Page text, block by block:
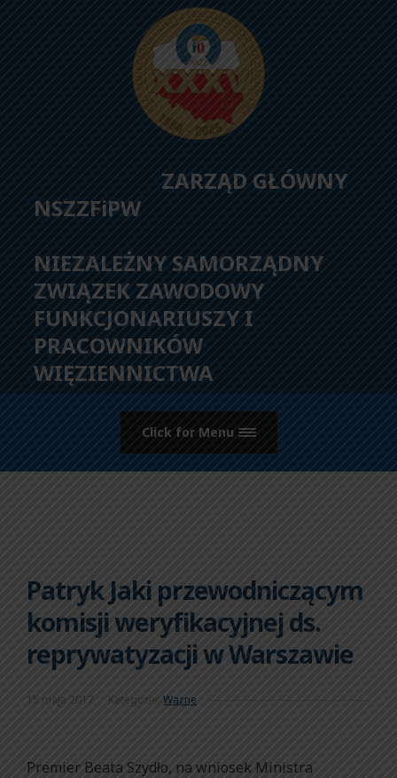
ZARZĄD GŁÓWNY
NSZZFiPW
NIEZALEŻNY SAMORZĄDNY
ZWIĄZEK ZAWODOWY
FUNKCJONARIUSZY I
PRACOWNIKÓW
WIĘZIENNICTWA
Click for Menu
Patryk Jaki przewodniczącym
komisji weryfikacyjnej ds.
reprywatyzacji w Warszawie
15 maja 2017 Kategorie: Ważne
Premier Beata Szydło, na wniosek Ministra